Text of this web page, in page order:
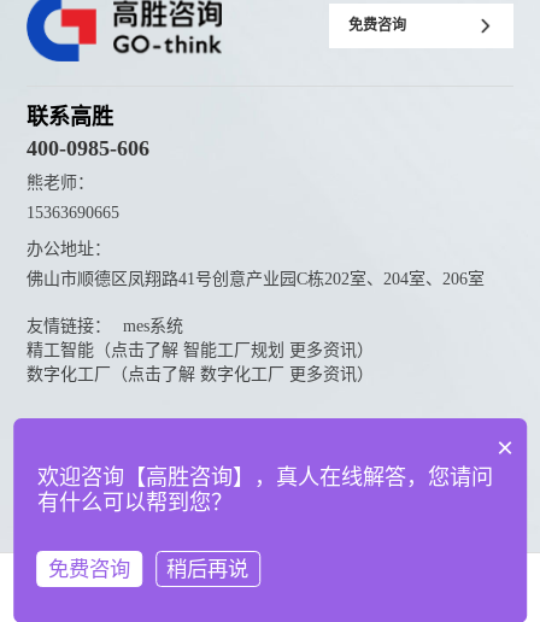
免费咨询
联系高胜
400-0985-606
熊老师：
15363690665
办公地址：
佛山市顺德区凤翔路41号创意产业园C栋202室、204室、206室
友情链接：
mes系统
精工智能（点击了解 智能工厂规划 更多资讯）
数字化工厂（点击了解 数字化工厂 更多资讯）
© 广东高胜互联科技有限公司
网站建设：万迪网络
×
欢迎咨询【高胜咨询】，真人在线解答，您请问
有什么可以帮到您？
免费咨询 稍后再说
在线咨询